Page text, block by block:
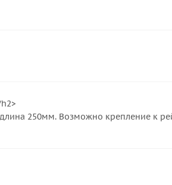
250мм. Возможно крепление к